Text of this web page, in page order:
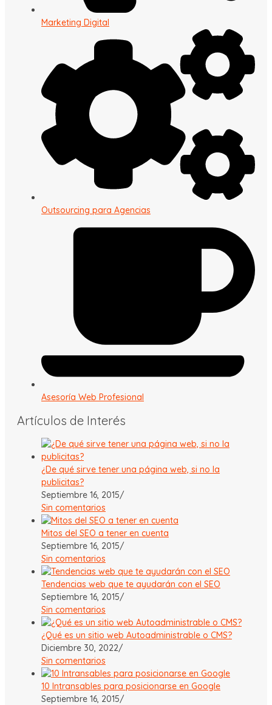
Marketing Digital
Outsourcing para Agencias
Asesoría Web Profesional
Artículos de Interés
¿De qué sirve tener una página web, si no la
publicitas?
Septiembre 16, 2015/
Sin comentarios
Mitos del SEO a tener en cuenta
Septiembre 16, 2015/
Sin comentarios
Tendencias web que te ayudarán con el SEO
Septiembre 16, 2015/
Sin comentarios
¿Qué es un sitio web Autoadministrable o CMS?
Diciembre 30, 2022/
Sin comentarios
10 Intransables para posicionarse en Google
Septiembre 16, 2015/